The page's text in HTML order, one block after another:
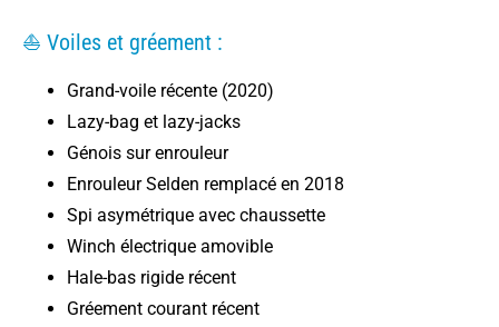
⛵ Voiles et gréement :
Grand-voile récente (2020)
Lazy-bag et lazy-jacks
Génois sur enrouleur
Enrouleur Selden remplacé en 2018
Spi asymétrique avec chaussette
Winch électrique amovible
Hale-bas rigide récent
Gréement courant récent